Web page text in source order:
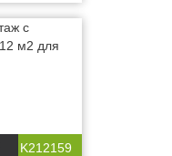
K212159